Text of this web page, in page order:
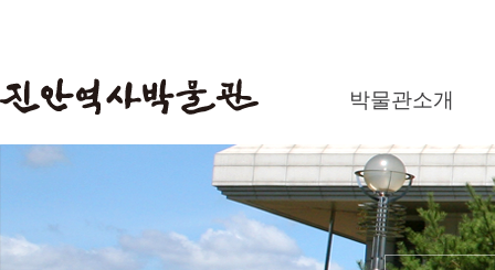
박물관소개